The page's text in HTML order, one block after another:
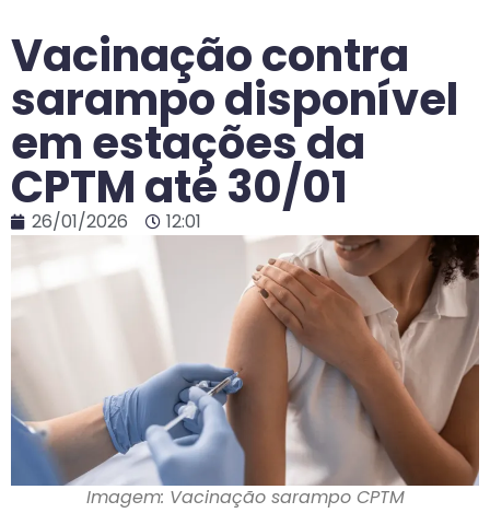
Vacinação contra
sarampo disponível
em estações da
CPTM até 30/01
26/01/2026 12:01
Imagem: Vacinação sarampo CPTM